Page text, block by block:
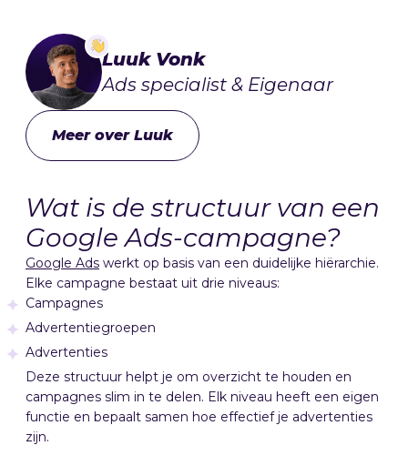
Luuk Vonk
Ads specialist & Eigenaar
Meer over Luuk
Wat is de structuur van een
Google Ads-campagne?
Google Ads werkt op basis van een duidelijke hiërarchie.
Elke campagne bestaat uit drie niveaus:
Campagnes
Advertentiegroepen
Advertenties
Deze structuur helpt je om overzicht te houden en
campagnes slim in te delen. Elk niveau heeft een eigen
functie en bepaalt samen hoe effectief je advertenties
zijn.